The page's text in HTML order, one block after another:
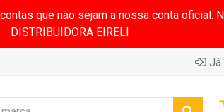
que não sejam a nossa conta oficial.
DISTRIBUIDORA EIRELI
Já